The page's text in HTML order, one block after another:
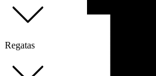
Regatas